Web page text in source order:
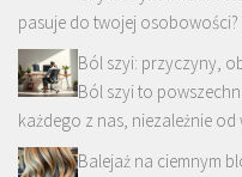
pasuje do twojej
Ból szyi: przyczyny,
Ból szyi to
każdego z nas, niezależnie
Balejaż na ciemnym